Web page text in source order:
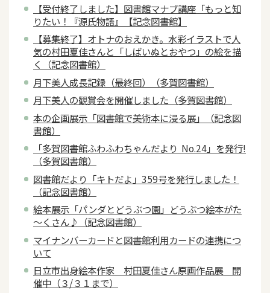
【受付終了しました】図書館マナブ講座「もっと知
りたい！『源氏物語』【記念図書館】
【募集終了】オトナのおえかき。水彩イラストで人
気の村田夏佳さんと「しばいぬとおやつ」の絵を描
く（記念図書館）
月下美人成長記録（最終回）（多賀図書館）
月下美人の観賞会を開催しました（多賀図書館）
本の企画展示「図書館で美術本に浸る展」（記念図
書館）
「多賀図書館ふわふわちゃんだより No.24」を発行!
（多賀図書館）
図書館だより「キトだよ」359号を発行しました！
（記念図書館）
絵本展示「パンダとどうぶつ園」どうぶつ絵本がた
～くさん♪（記念図書館）
マイナンバーカードと図書館利用カードの連携につ
いて
日立市出身絵本作家 村田夏佳さん原画作品展 開
催中（３/３１まで）